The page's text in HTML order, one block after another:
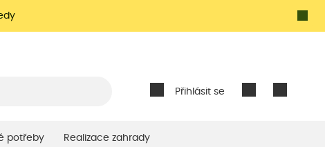
Přihlásit se
potřeby Realizace zahrady